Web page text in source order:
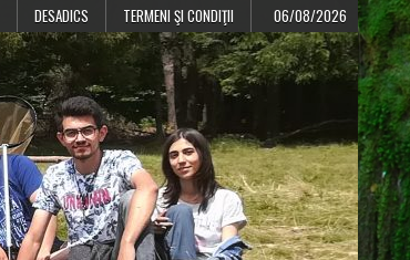
DESADICS TERMENI ŞI CONDIŢII 06/08/2026